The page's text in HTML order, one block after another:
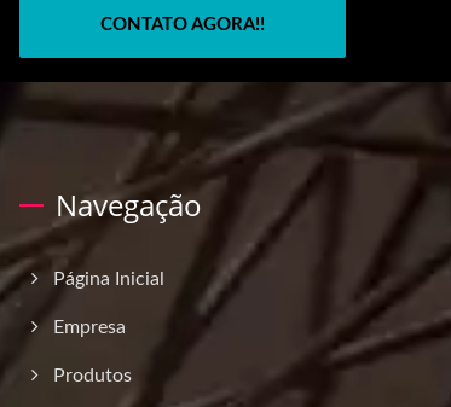
CONTATO AGORA!!
Navegação
Página Inicial
Empresa
Produtos